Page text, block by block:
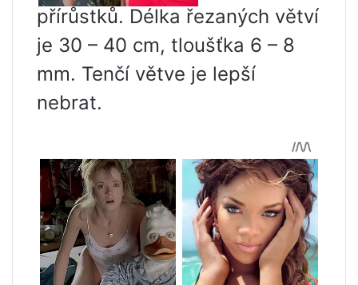
přírůstků. Délka řezaných větví
je 30 – 40 cm, tloušťka 6 – 8
mm. Tenčí větve je lepší
nebrat.